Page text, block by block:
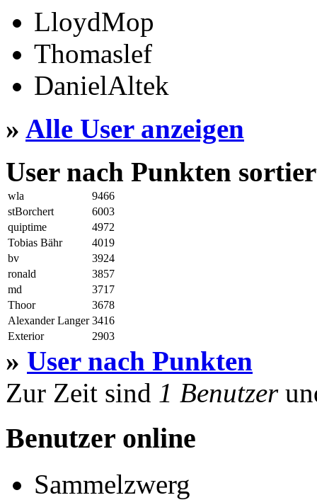
LloydMop
Thomaslef
DanielAltek
» Alle User anzeigen
User nach Punkten
wla
9466
stBorchert
6003
quiptime
4972
Tobias Bähr
4019
bv
3924
ronald
3857
md
3717
Thoor
3678
Alexander Langer 3416
Exterior
2903
» User nach Punkten
Zur Zeit sind 1 Benutzer
Benutzer online
Sammelzwerg